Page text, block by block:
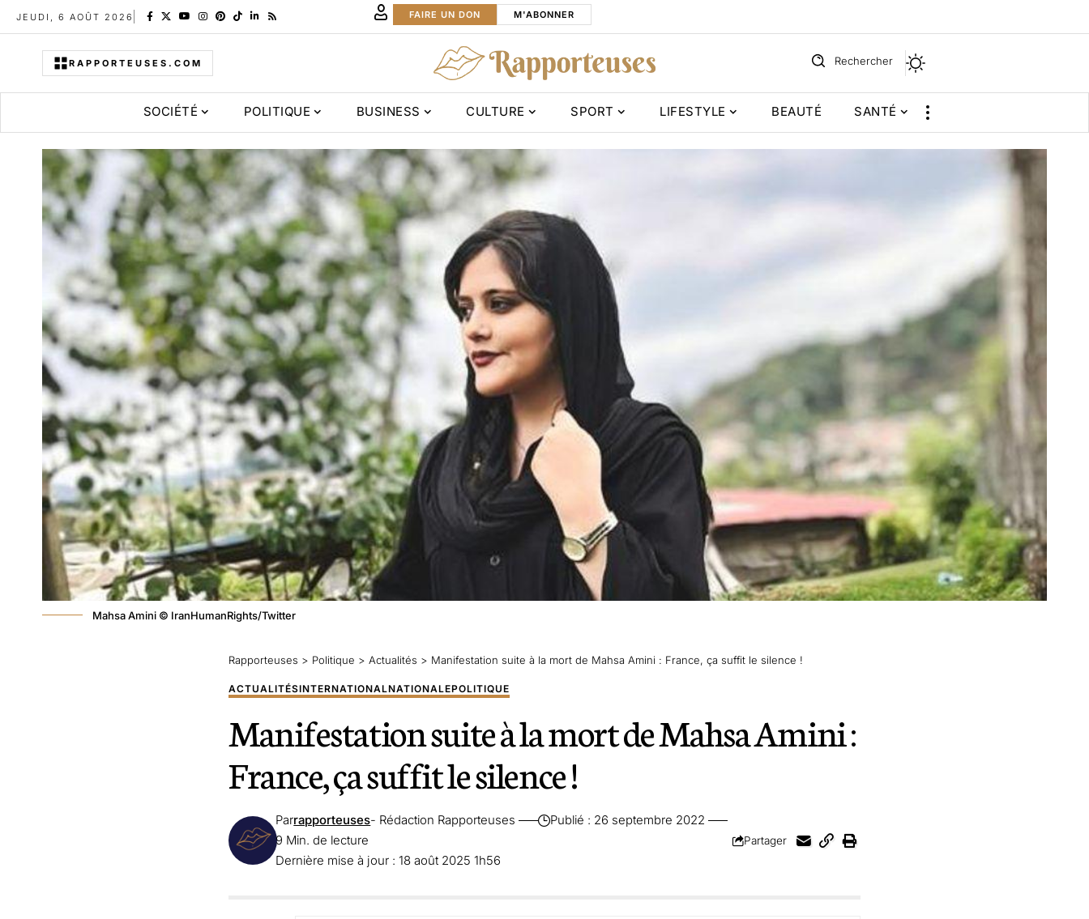
JEUDI, 6 AOÛT 2026 FAIRE UN DON M'ABONNER
RAPPORTEUSES.COM Rechercher
SOCIÉTÉ POLITIQUE BUSINESS CULTURE SPORT LIFESTYLE BEAUTÉ SANTÉ
Mahsa Amini © IranHumanRights/Twitter
Rapporteuses > Politique > Actualités > Manifestation suite à la mort de Mahsa Amini : France, ça suffit le silence !
ACTUALITÉSINTERNATIONALNATIONALEPOLITIQUE
Manifestation suite à la mort de Mahsa Amini :
France, ça suffit le silence !
Dernière mise à jour : 18 août 2025 1h56
Parrapporteuses- Rédaction Rapporteuses
Publié : 26 septembre 2022
9 Min. de lecture
Partager